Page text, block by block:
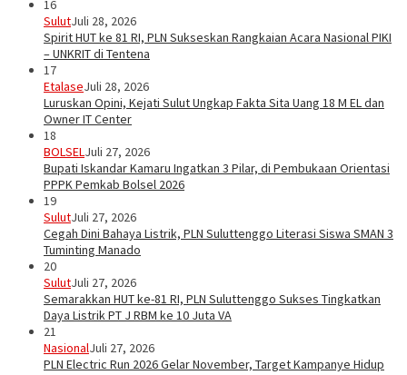
16
SulutJuli 28, 2026
Spirit HUT ke 81 RI, PLN Sukseskan Rangkaian Acara Nasional PIKI
– UNKRIT di Tentena
17
EtalaseJuli 28, 2026
Luruskan Opini, Kejati Sulut Ungkap Fakta Sita Uang 18 M EL dan
Owner IT Center
18
BOLSELJuli 27, 2026
Bupati Iskandar Kamaru Ingatkan 3 Pilar, di Pembukaan Orientasi
PPPK Pemkab Bolsel 2026
19
SulutJuli 27, 2026
Cegah Dini Bahaya Listrik, PLN Suluttenggo Literasi Siswa SMAN 3
Tuminting Manado
20
SulutJuli 27, 2026
Semarakkan HUT ke-81 RI, PLN Suluttenggo Sukses Tingkatkan
Daya Listrik PT J RBM ke 10 Juta VA
21
NasionalJuli 27, 2026
PLN Electric Run 2026 Gelar November, Target Kampanye Hidup